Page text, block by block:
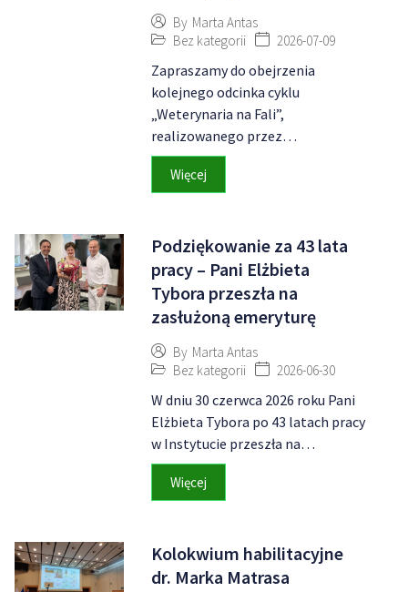
By Marta Antas
Bez kategorii
2026-07-09
Zapraszamy do obejrzenia
kolejnego odcinka cyklu
„Weterynaria na Fali”,
realizowanego przez…
Więcej
Podziękowanie za 43 lata
pracy – Pani Elżbieta
Tybora przeszła na
zasłużoną emeryturę
By Marta Antas
Bez kategorii
2026-06-30
W dniu 30 czerwca 2026 roku Pani
Elżbieta Tybora po 43 latach pracy
w Instytucie przeszła na…
Więcej
Kolokwium habilitacyjne
dr. Marka Matrasa